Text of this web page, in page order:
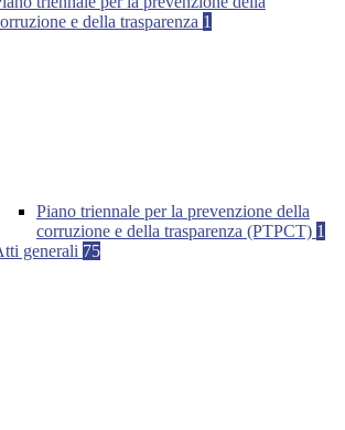
e della trasparenza 1
Piano triennale per la prevenzione della
corruzione e della trasparenza (PTPCT) 1
generali 75